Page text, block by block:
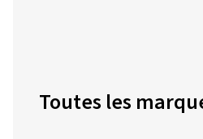
Toutes les